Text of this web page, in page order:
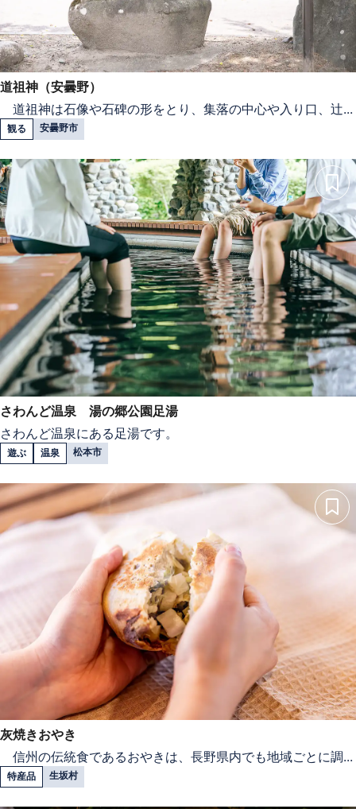
道祖神（安曇野）
道祖神は石像や石碑の形をとり、集落の中心や入り口、辻...
観る 安曇野市
さわんど温泉 湯の郷公園足湯
さわんど温泉にある足湯です。
遊ぶ 温泉 松本市
灰焼きおやき
信州の伝統食であるおやきは、長野県内でも地域ごとに調...
特産品 生坂村